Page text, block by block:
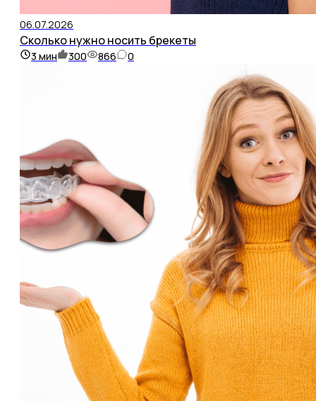
06.07.2026
Сколько нужно носить брекеты
3 мин 300 866 0